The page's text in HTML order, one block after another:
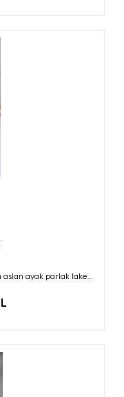
aslan ayak parlak lake...